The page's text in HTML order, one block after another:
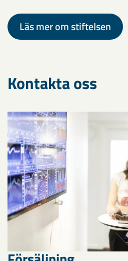
Läs mer om stiftelsen
Kontakta oss